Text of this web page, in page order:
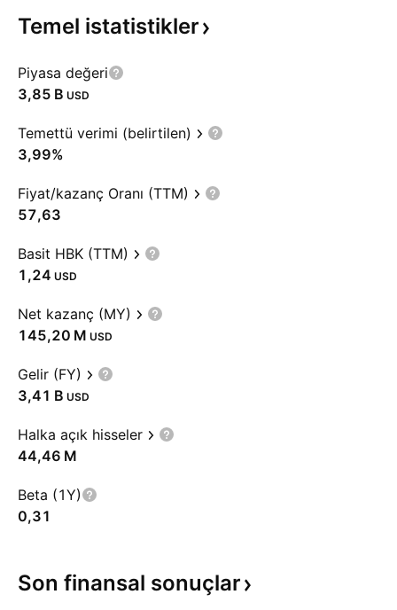
Temel istatistikler
Piyasa değeri
‪3,85 B‬ USD
Temettü verimi (belirtilen)
3,99%
Fiyat/kazanç Oranı (TTM)
57,63
Basit HBK (TTM)
1,24 USD
Net kazanç (MY)
‪145,20 M‬ USD
Gelir (FY)
‪3,41 B‬ USD
Halka açık hisseler
‪44,46 M‬
Beta (1Y)
0,31
Son finansal sonuçlar